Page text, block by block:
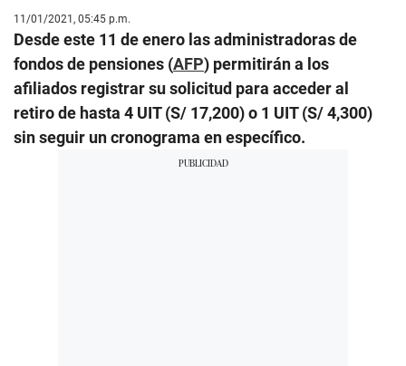
11/01/2021, 05:45 p.m.
Desde este 11 de enero las administradoras de
fondos de pensiones (AFP) permitirán a los
afiliados registrar su solicitud para acceder al
retiro de hasta 4 UIT (S/ 17,200) o 1 UIT (S/ 4,300)
sin seguir un cronograma en específico.